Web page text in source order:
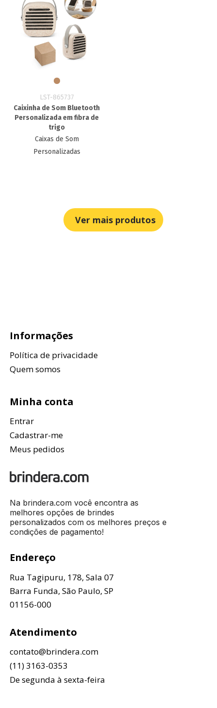
LST-865737
Caixinha de Som Bluetooth
Personalizada em fibra de
trigo
Caixas de Som
Personalizadas
Ver mais produtos
Informações
Política de privacidade
Quem somos
Minha conta
Entrar
Cadastrar-me
Meus pedidos
Na brindera.com você encontra as
melhores opções de brindes
personalizados com os melhores preços e
condições de pagamento!
Endereço
Rua Tagipuru, 178, Sala 07
Barra Funda, São Paulo, SP
01156-000
Atendimento
contato@brindera.com
(11) 3163-0353
De segunda à sexta-feira